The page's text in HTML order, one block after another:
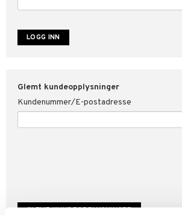
Glemt kundeopplysninger
Kundenummer/E-postadresse
for Shopping4net